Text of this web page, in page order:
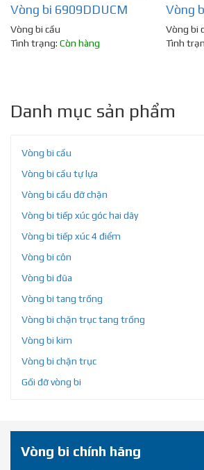
Vòng bi 6909DDUCM
Vòng bi cầu
Tình trạng: Còn hàng
Vòng
Vòng bi
Tình
Danh mục sản phẩm
Vòng bi cầu
Vòng bi cầu tự lựa
Vòng bi cầu đỡ chặn
Vòng bi tiếp xúc góc hai dãy
Vòng bi tiếp xúc 4 điểm
Vòng bi côn
Vòng bi đũa
Vòng bi tang trống
Vòng bi chặn trục tang trống
Vòng bi kim
Vòng bi chặn trục
Gối đỡ vòng bi
Vòng bi chính hãng